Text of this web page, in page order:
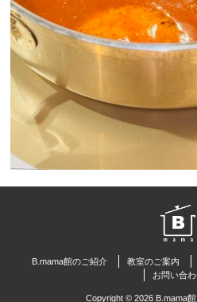
B.mama館のご紹介 教室のご案内
お問い合
Copyright © 2026 B.mama